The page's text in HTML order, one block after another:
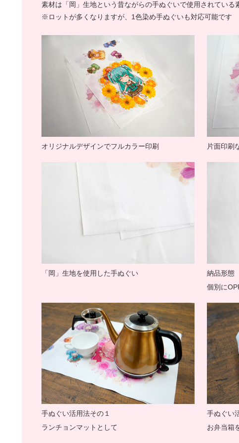
素材は「岡」生地という昔ながらの手ぬぐいで使用されている
※ロットが多くなりますが、1色染め手ぬぐいも対応可能です
オリジナルデザインでフルカラー印刷 片面印刷
「岡」生地を使用した手ぬぐい
納品形態
個別に
手ぬぐい活用法その１
ランチョンマットとして
手ぬぐい
お弁当箱